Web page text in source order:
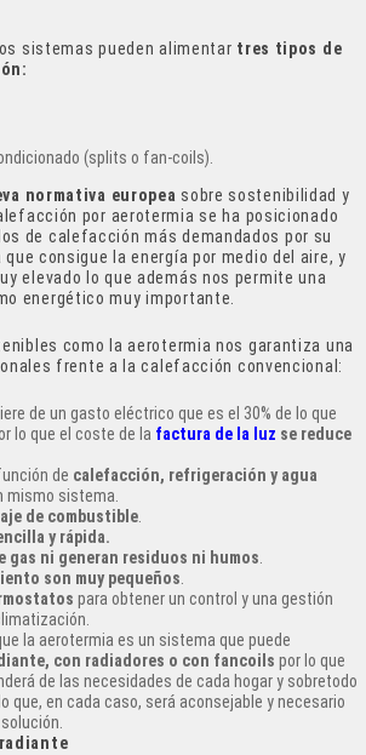
sistemas pueden alimentar tres tipos de
(splits o fan-coils).
normativa europea sobre sostenibilidad y
por aerotermia se ha posicionado
de calefacción más demandados por su
que consigue la energía por medio del aire, y
elevado lo que además nos permite una
energético muy importante.
como la aerotermia nos garantiza una
frente a la calefacción convencional:
de un gasto eléctrico que es el 30% de lo que
lo que el coste de la factura de la luz se reduce
de calefacción, refrigeración y agua
mismo sistema.
de combustible.
y rápida.
gas ni generan residuos ni humos.
son muy pequeños.
para obtener un control y una gestión
la aerotermia es un sistema que puede
con radiadores o con fancoils por lo que
de las necesidades de cada hogar y sobretodo
que, en cada caso, será aconsejable y necesario